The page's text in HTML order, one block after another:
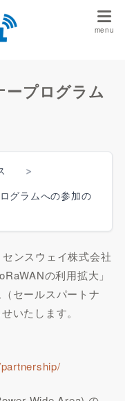
ープログラム
>
グラムへの参加の
ンスウェイ株式会社
の利用拡大」
セールスパートナ
いたします。